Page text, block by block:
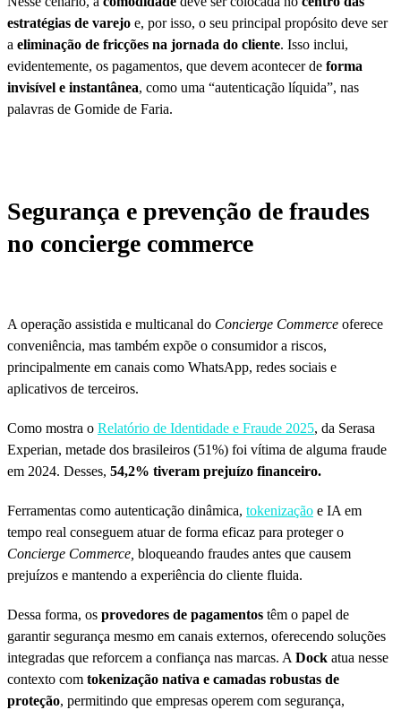
estratégias de varejo e, por isso, o seu principal propósito deve ser
a eliminação de fricções na jornada do cliente. Isso inclui,
evidentemente, os pagamentos, que devem acontecer de forma
invisível e instantânea, como uma “autenticação líquida”, nas
palavras de Gomide de Faria.
Segurança e prevenção de fraudes
no concierge commerce
A operação assistida e multicanal do Concierge Commerce oferece
conveniência, mas também expõe o consumidor a riscos,
principalmente em canais como WhatsApp, redes sociais e
aplicativos de terceiros.
Como mostra o Relatório de Identidade e Fraude 2025, da Serasa
Experian, metade dos brasileiros (51%) foi vítima de alguma fraude
em 2024. Desses, 54,2% tiveram prejuízo financeiro.
Ferramentas como autenticação dinâmica, tokenização e IA em
tempo real conseguem atuar de forma eficaz para proteger o
Concierge Commerce, bloqueando fraudes antes que causem
prejuízos e mantendo a experiência do cliente fluida.
Dessa forma, os provedores de pagamentos têm o papel de
garantir segurança mesmo em canais externos, oferecendo soluções
integradas que reforcem a confiança nas marcas. A Dock atua nesse
contexto com tokenização nativa e camadas robustas de
proteção, permitindo que empresas operem com segurança,